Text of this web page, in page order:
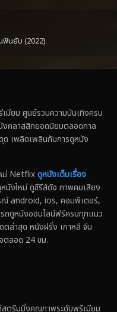
นยับ (2022)
มียม ศูนย์รวมความบันเทิงครบ
งคลาสสิกยอดนิยมตลอดกาล
ด เพลิดเพลินกับการดูหนัง
ม่ Netflixดูหนังเต็มเรื่อง
งใหม่ ดูซีรีส์ดัง ภาพคมเสียง
ณ์ android, ios, คอมพิเตอร์,
ถดูหนังออนไลน์ฟรีครบทุกแนว
ตล่าสุด หนังฝรั่ง เกาหลี จีน
ตลอด 24 ชม.
ตรีมมิ่งคุณภาพระดับพรีเมียม